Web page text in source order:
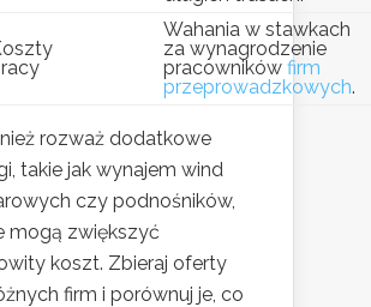
Wahania w stawkach
za wynagrodzenie
pracowników firm
przeprowadzkowych.
rozważ dodatkowe
takie jak wynajem wind
czy podnośników,
mogą zwiększyć
koszt. Zbieraj oferty
firm i porównuj je, co